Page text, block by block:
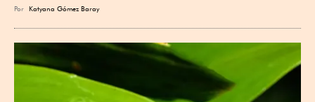
Por Katyana Gómez Baray